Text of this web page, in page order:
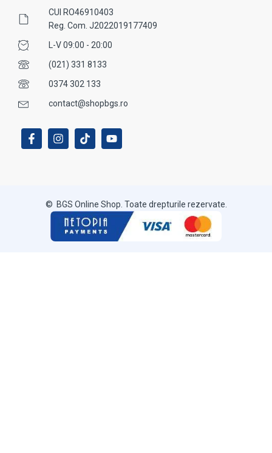
CUI RO46910403
Reg. Com. J2022019177409
L-V 09:00 - 20:00
(021) 331 8133
0374 302 133
contact@shopbgs.ro
© BGS Online Shop. Toate drepturile rezervate.